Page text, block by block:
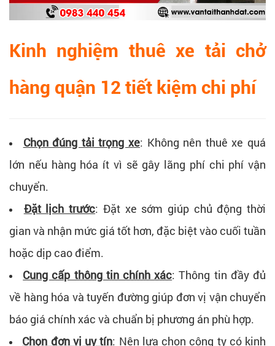
Kinh nghiệm thuê xe tải chở
hàng quận 12 tiết kiệm chi phí
Chọn đúng tải trọng xe: Không nên thuê xe quá
lớn nếu hàng hóa ít vì sẽ gây lãng phí chi phí vận
chuyển.
Đặt lịch trước: Đặt xe sớm giúp chủ động thời
gian và nhận mức giá tốt hơn, đặc biệt vào cuối tuần
hoặc dịp cao điểm.
Cung cấp thông tin chính xác:Thông tin đầy đủ
về hàng hóa và tuyến đường giúp đơn vị vận chuyển
báo giá chính xác và chuẩn bị phương án phù hợp.
Chọn đơn vị uy tín: Nên lựa chọn công ty có kinh